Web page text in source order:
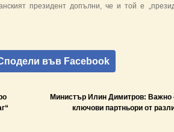
президент допълни, че и той е
във Facebook
Министър Илин Димитров: Важно
ключови партньори от